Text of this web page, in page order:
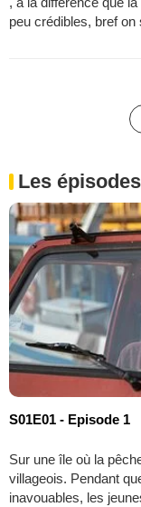
peu crédibles, bref
Les
S01E01 - Episode 1
Sur une île où la
villageois. Pendant
inavouables, les